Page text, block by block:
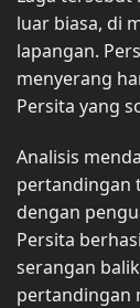
luar biasa, di
lapangan.
menyerang
Persita yang
Analisis
pertandingan
dengan
Persita
serangan
pertandingan